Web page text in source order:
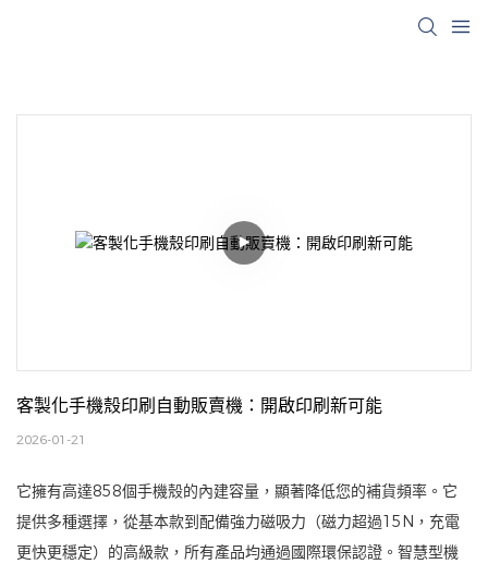
客製化手機殼印刷自動販賣機：開啟印刷新可能
2026-01-21
它擁有高達858個手機殼的內建容量，顯著降低您的補貨頻率。它
提供多種選擇，從基本款到配備強力磁吸力（磁力超過15N，充電
更快更穩定）的高級款，所有產品均通過國際環保認證。智慧型機